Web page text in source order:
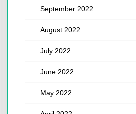
September 2022
August 2022
July 2022
June 2022
May 2022